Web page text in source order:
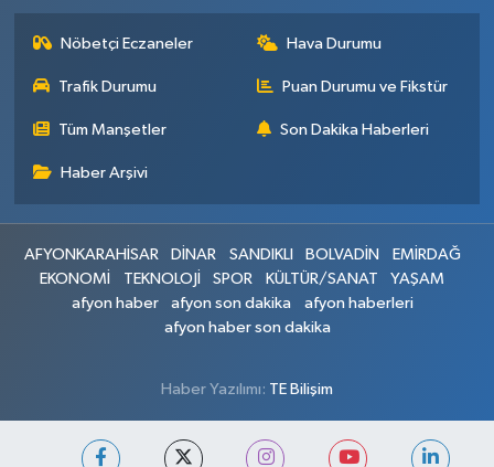
Nöbetçi Eczaneler Hava Durumu
Trafik Durumu Puan Durumu ve Fikstür
Tüm Manşetler Son Dakika Haberleri
Haber Arşivi
AFYONKARAHİSAR DİNAR SANDIKLI BOLVADİN
EMİRDAĞ
EKONOMİ
TEKNOLOJİ SPOR KÜLTÜR/SANAT
YAŞAM
afyon haber
afyon son dakika
afyon haberleri
afyon haber son dakika
Haber Yazılımı: TE Bilişim